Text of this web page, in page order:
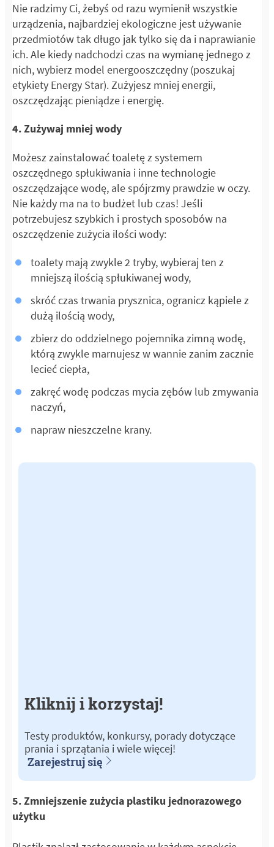
Nie radzimy Ci, żebyś od razu wymienił wszystkie
urządzenia, najbardziej ekologiczne jest używanie
przedmiotów tak długo jak tylko się da i naprawianie
ich. Ale kiedy nadchodzi czas na wymianę jednego z
nich, wybierz model energooszczędny (poszukaj
etykiety Energy Star). Zużyjesz mniej energii,
oszczędzając pieniądze i energię.
4. Zużywaj mniej wody
Możesz zainstalować toaletę z systemem
oszczędnego spłukiwania i inne technologie
oszczędzające wodę, ale spójrzmy prawdzie w oczy.
Nie każdy ma na to budżet lub czas! Jeśli
potrzebujesz szybkich i prostych sposobów na
oszczędzenie zużycia ilości wody:
toalety mają zwykle 2 tryby, wybieraj ten z
mniejszą ilością spłukiwanej wody,
skróć czas trwania prysznica, ogranicz kąpiele z
dużą ilością wody,
zbierz do oddzielnego pojemnika zimną wodę,
którą zwykle marnujesz w wannie zanim zacznie
lecieć ciepła,
zakręć wodę podczas mycia zębów lub zmywania
naczyń,
napraw nieszczelne krany.
Kliknij i korzystaj!
Testy produktów, konkursy, porady dotyczące
prania i sprzątania i wiele więcej!
Zarejestruj się
5. Zmniejszenie zużycia plastiku jednorazowego
użytku